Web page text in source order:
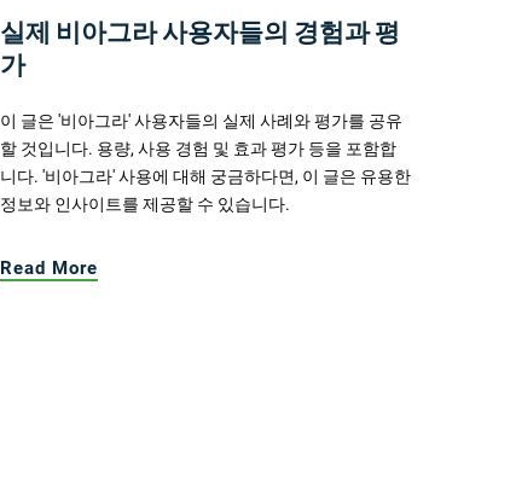
실제 비아그라 사용자들의 경험과 평
가
이 글은 '비아그라' 사용자들의 실제 사례와 평가를 공유
할 것입니다. 용량, 사용 경험 및 효과 평가 등을 포함합
니다. '비아그라' 사용에 대해 궁금하다면, 이 글은 유용한
정보와 인사이트를 제공할 수 있습니다.
Read More